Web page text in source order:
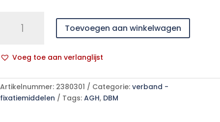
aantal
Toevoegen aan winkelwagen
Voeg toe aan verlanglijst
l
t
e
Artikelnummer: 2380301 Categorie: verband -
fixatiemiddelen
Tags: AGH, DBM